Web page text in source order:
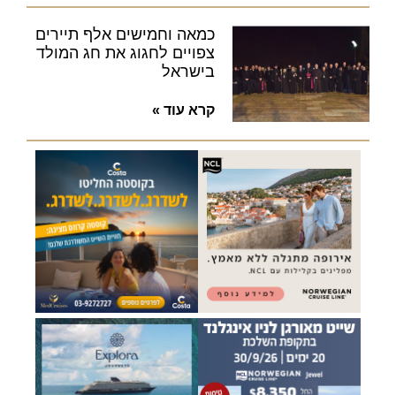
כמאה וחמישים אלף תיירים
צפויים לחגוג את חג המולד
בישראל
קרא עוד »